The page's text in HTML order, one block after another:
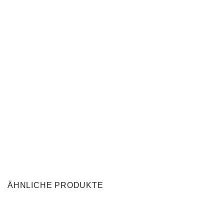
ÄHNLICHE PRODUKTE